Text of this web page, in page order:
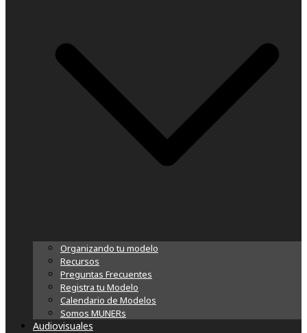
Organizando tu modelo
Recursos
Preguntas Frecuentes
Registra tu Modelo
Calendario de Modelos
Somos MUNERs
Audiovisuales